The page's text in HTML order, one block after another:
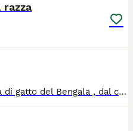
razza
Disponibile splendida cucciola di gatto del Bengala , dal carattere dolcissimo e affettuoso. È una gattina curiosa e socievole e abituata alla vita in famiglia. Vaccinata e in ottima salute, cerca una famiglia amorevole che possa offrirle attenzioni, coccole e un ambiente sereno dove crescere felice. La sua splendida livrea Brown Spotted e il suo carattere dolce la rendono una compagna speciale